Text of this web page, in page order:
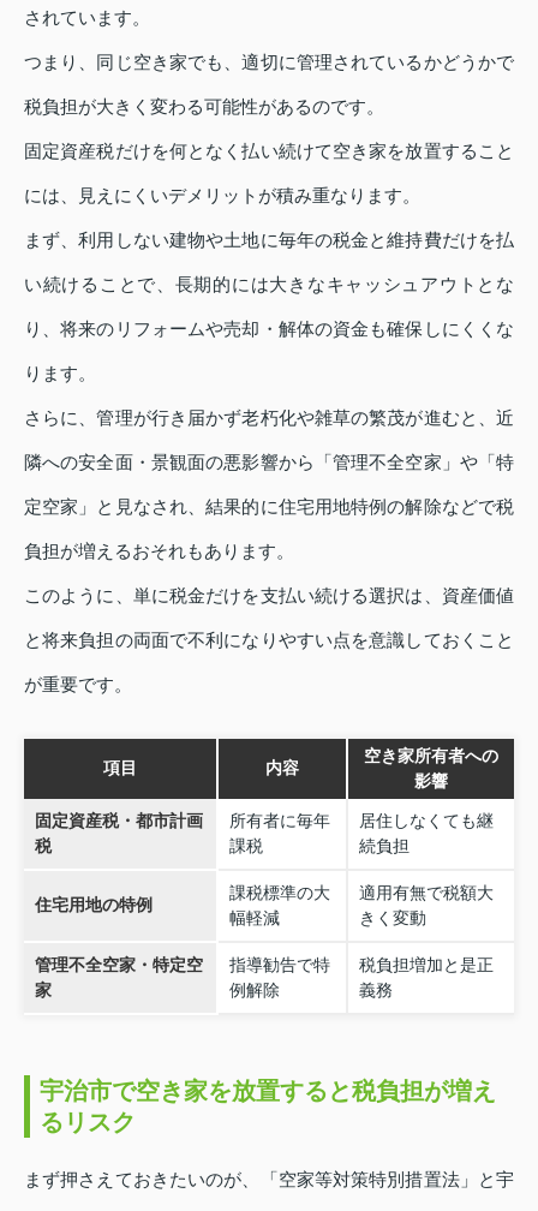
されています。
つまり、同じ空き家でも、適切に管理されているかどうかで
税負担が大きく変わる可能性があるのです。
固定資産税だけを何となく払い続けて空き家を放置すること
には、見えにくいデメリットが積み重なります。
まず、利用しない建物や土地に毎年の税金と維持費だけを払
い続けることで、長期的には大きなキャッシュアウトとな
り、将来のリフォームや売却・解体の資金も確保しにくくな
ります。
さらに、管理が行き届かず老朽化や雑草の繁茂が進むと、近
隣への安全面・景観面の悪影響から「管理不全空家」や「特
定空家」と見なされ、結果的に住宅用地特例の解除などで税
負担が増えるおそれもあります。
このように、単に税金だけを支払い続ける選択は、資産価値
と将来負担の両面で不利になりやすい点を意識しておくこと
が重要です。
項目 内容
空き家所有者への
影響
固定資産税・都市計画
税
所有者に毎年
課税
居住しなくても継
続負担
住宅用地の特例
課税標準の大
幅軽減
適用有無で税額大
きく変動
管理不全空家・特定空
家
指導勧告で特
例解除
税負担増加と是正
義務
宇治市で空き家を放置すると税負担が増え
るリスク
まず押さえておきたいのが、「空家等対策特別措置法」と宇